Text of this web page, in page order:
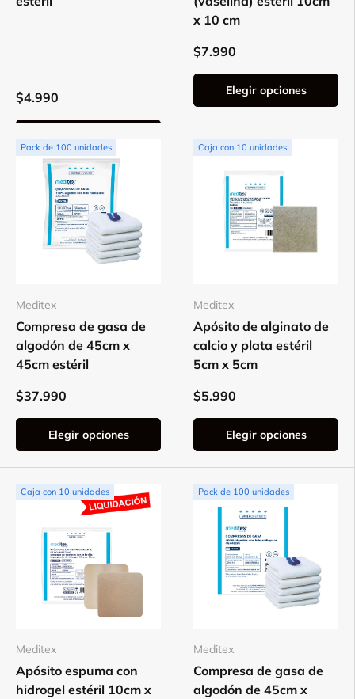
$4.990
x 10 cm
$7.990
Elegir opciones
Pack de 100 unidades
Meditex
Compresa de gasa de
algodón de 45cm x
45cm estéril
$37.990
Elegir opciones
Caja con 10 unidades
Meditex
Apósito de alginato de
calcio y plata estéril
5cm x 5cm
$5.990
Elegir opciones
Caja con 10 unidades
Meditex
Apósito espuma con
hidrogel estéril 10cm x
Pack de 100 unidades
Meditex
Compresa de gasa de
algodón de 45cm x